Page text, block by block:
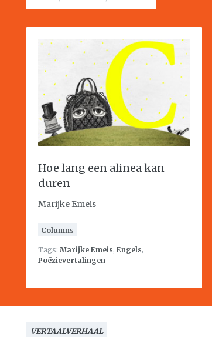
Hoe lang een alinea kan
duren
Marijke Emeis
Columns
Tags: Marijke Emeis, Engels,
Poëzievertalingen
VERTAALVERHAAL